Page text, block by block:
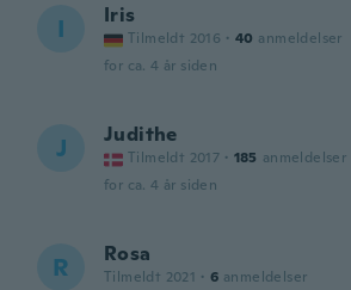
I Iris
Tilmeldt 2016 · 40 anmeldelser
for ca. 4 år siden
J Judithe
Tilmeldt 2017 · 185 anmeldelser
for ca. 4 år siden
R Rosa
Tilmeldt 2021 · 6 anmeldelser